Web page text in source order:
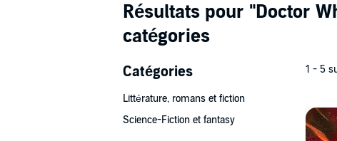
Résultats pour "Doctor
catégories
Catégories
Littérature, romans et fiction
Science-Fiction et fantasy
1 - 5